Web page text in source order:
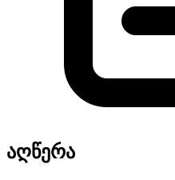
აღწერა